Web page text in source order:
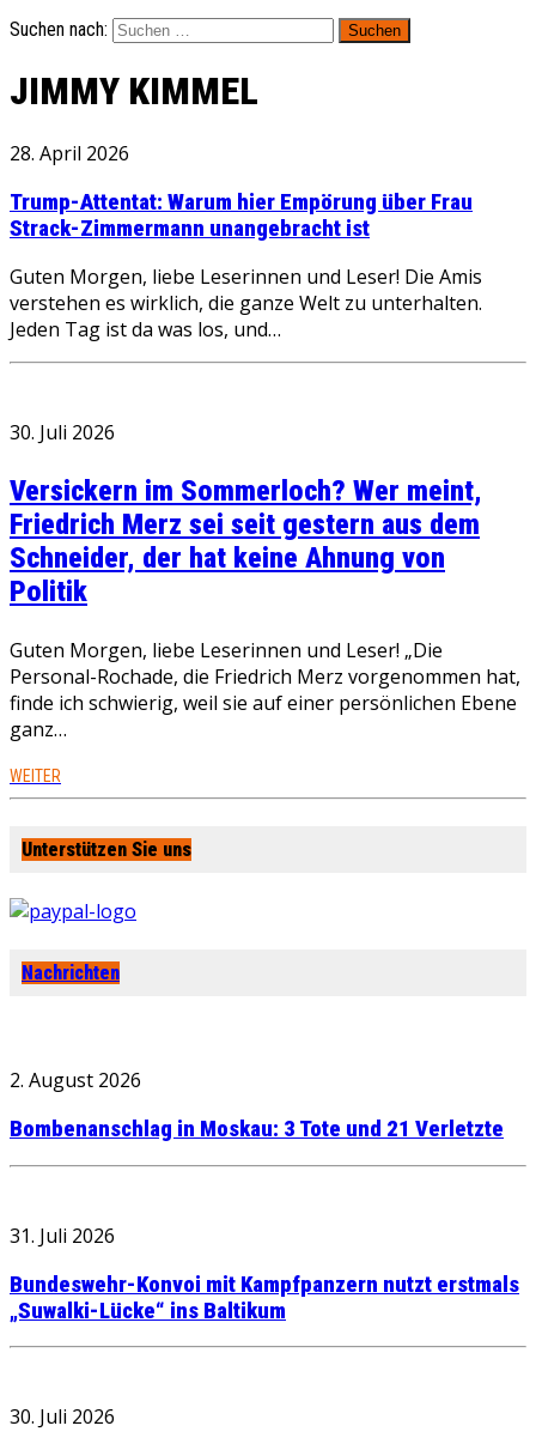
Suchen nach:
JIMMY KIMMEL
28. April 2026
Trump-Attentat: Warum hier Empörung über Frau
Strack-Zimmermann unangebracht ist
Guten Morgen, liebe Leserinnen und Leser! Die Amis
verstehen es wirklich, die ganze Welt zu unterhalten.
Jeden Tag ist da was los, und…
30. Juli 2026
Versickern im Sommerloch? Wer meint,
Friedrich Merz sei seit gestern aus dem
Schneider, der hat keine Ahnung von
Politik
Guten Morgen, liebe Leserinnen und Leser! „Die
Personal-Rochade, die Friedrich Merz vorgenommen hat,
finde ich schwierig, weil sie auf einer persönlichen Ebene
ganz…
WEITER
Unterstützen Sie uns
Nachrichten
2. August 2026
Bombenanschlag in Moskau: 3 Tote und 21 Verletzte
31. Juli 2026
Bundeswehr-Konvoi mit Kampfpanzern nutzt erstmals
„Suwalki-Lücke“ ins Baltikum
30. Juli 2026